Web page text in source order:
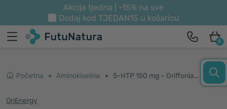
Akcija tjedna | -15% na sve
Dodaj kod TJEDAN15 u košaricu
0
Početna Aminokiseline 5-HTP 150 mg – Griffonia Simplicifolia
OnEnergy